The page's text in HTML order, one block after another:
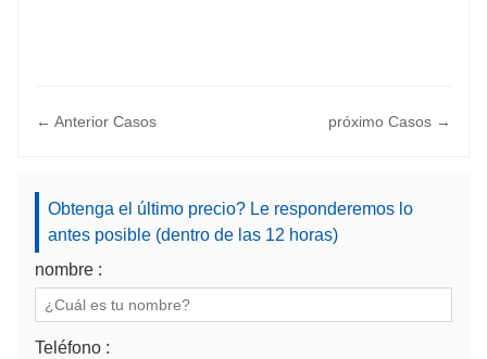
← Anterior Casos próximo Casos →
Obtenga el último precio? Le responderemos lo
antes posible (dentro de las 12 horas)
nombre :
Teléfono :